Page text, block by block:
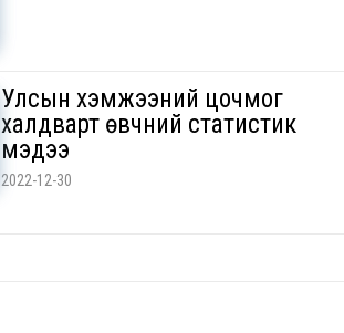
Улсын хэмжээний цочмог
халдварт өвчний статистик
мэдээ
2022-12-30